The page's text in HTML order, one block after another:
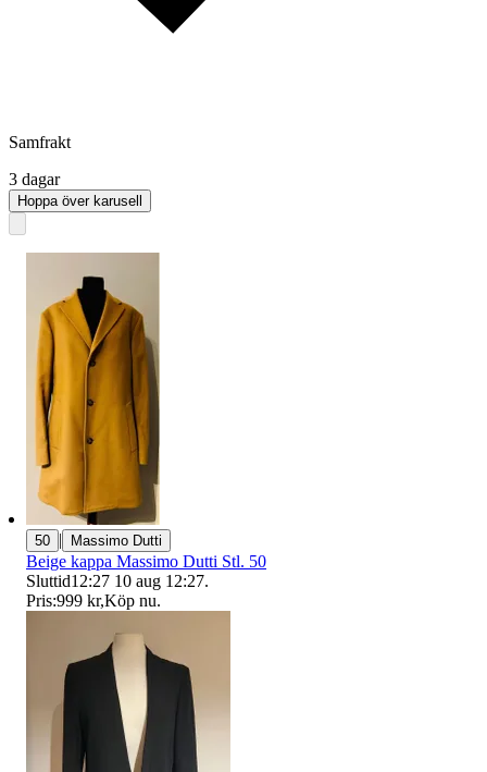
Samfrakt
3 dagar
Hoppa över karusell
50 | Massimo Dutti
Beige kappa Massimo Dutti Stl. 50
Sluttid12:27 10 aug 12:27.
Pris:999 kr,Köp nu.